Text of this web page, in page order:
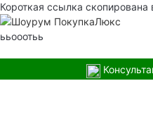
Короткая ссылка
ььооотьь